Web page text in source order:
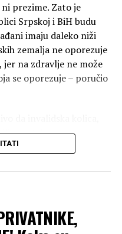
prezime. Zato je
Srpskoj i BiH budu
imaju daleko niži
zemalja ne oporezuje
jer na zdravlje ne može
se oporezuje – poručio
sportska oprema za
tretman kao
stati uz svoje građane.
kompanija, ali
godinama čuvaju
Naš cilj je da